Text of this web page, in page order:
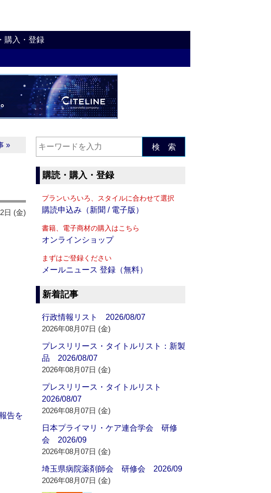
購入・登録
»
日 (金)
告を
検 索
購読・購入・登録
プランいろいろ、スタイルに合わせて選択
購読申込み（新聞 / 電子版）
書籍、電子商材の購入はこちら
オンラインショップ
まずはご登録ください
メールニュース 登録（無料）
新着記事
行政情報リスト 2026/08/07
2026年08月07日 (金)
プレスリリース・タイトルリスト：新製
品 2026/08/07
2026年08月07日 (金)
プレスリリース・タイトルリスト
2026/08/07
2026年08月07日 (金)
日本プライマリ・ケア連合学会 研修
会 2026/09
2026年08月07日 (金)
埼玉県病院薬剤師会 研修会 2026/09
2026年08月07日 (金)